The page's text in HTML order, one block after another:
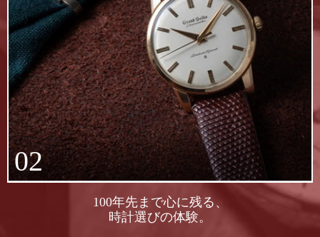
02
100年先まで心に残る、
時計選びの体験。